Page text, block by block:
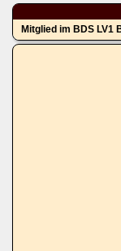
Mitglied im BDS LV1